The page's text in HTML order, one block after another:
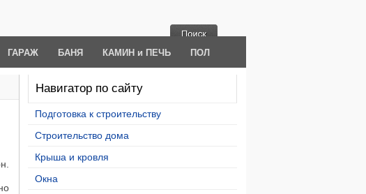
ГАРАЖ БАНЯ КАМИН и ПЕЧЬ ПОЛ
Навигатор по сайту
Подготовка к строительству
Строительство дома
Крыша и кровля
Окна